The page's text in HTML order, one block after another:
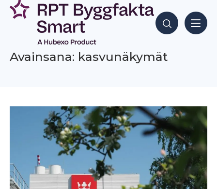
Siirry
sisältöön
Hae sisältöjä
Avainsana: kasvunäkymät